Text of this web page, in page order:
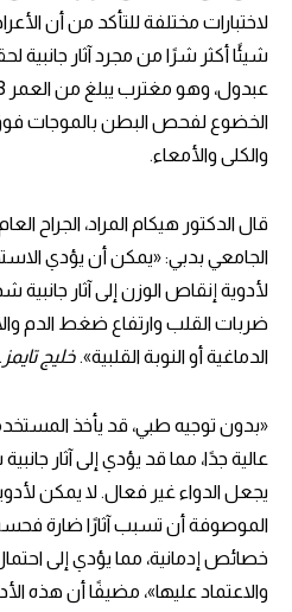
لاختبارات مختلفة للتأكد من أن
شيئًا أكثر شرًا من مجرد آثار جانبية
الخضوع لفحص البطن بالموجات
والكلى والأمعاء.
قال الدكتور هيكام المراد، الجراح
الجامعي بدبي: «يمكن أن يؤدي
لأدوية إنقاص الوزن إلى آثار
ضربات القلب وارتفاع ضغط الدم
الدماغية أو النوبة القلبية». خليج تايمز .
«بدون توجيه طبي، قد يأخذ
عالية جدًا، مما قد يؤدي إلى آثار
يجعل الدواء غير فعال. لا يمكن
الموصوفة أن تسبب آثارًا ضارة
خصائص إدمانية، مما يؤدي إلى
والاعتماد عليها»، مضيفًا أن هذه